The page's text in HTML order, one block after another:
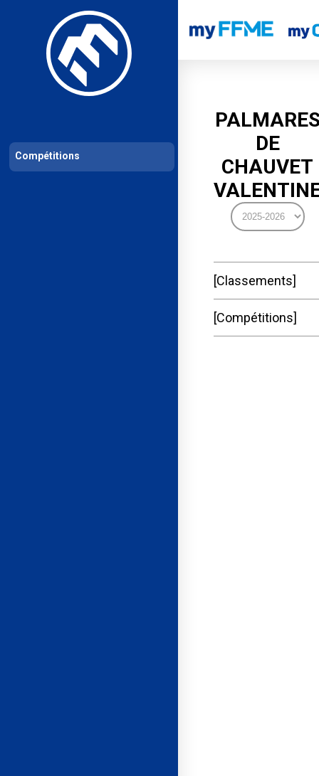
Les compétitions Calendrier de compétitions Classements
DE
CHAUVET
Classements
Compétitions
Compétitions